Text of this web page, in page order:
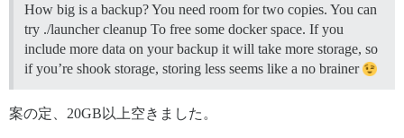
How big is a backup? You need room for two copies. You can
try ./launcher cleanup To free some docker space. If you
include more data on your backup it will take more storage, so
if you’re shook storage, storing less seems like a no brainer
案の定、20GB以上空きました。